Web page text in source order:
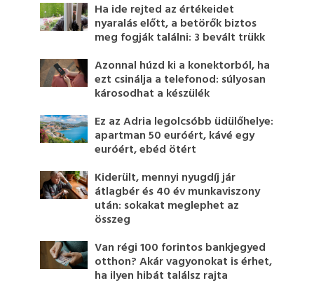
Ha ide rejted az értékeidet
nyaralás előtt, a betörők biztos
meg fogják találni: 3 bevált trükk
Azonnal húzd ki a konektorból, ha
ezt csinálja a telefonod: súlyosan
károsodhat a készülék
Ez az Adria legolcsóbb üdülőhelye:
apartman 50 euróért, kávé egy
euróért, ebéd ötért
Kiderült, mennyi nyugdíj jár
átlagbér és 40 év munkaviszony
után: sokakat meglephet az
összeg
Van régi 100 forintos bankjegyed
otthon? Akár vagyonokat is érhet,
ha ilyen hibát találsz rajta